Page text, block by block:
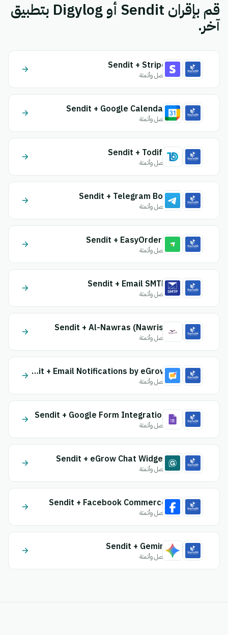
قم بإقران Sendit أو Digylog بتطبيق
آخر.
Sendit + Stripe
اتصل وأتمتة
Sendit + Google Calendar
اتصل وأتمتة
Sendit + Todify
اتصل وأتمتة
Sendit + Telegram Bot
اتصل وأتمتة
Sendit + EasyOrders
اتصل وأتمتة
Sendit + Email SMTP
اتصل وأتمتة
Sendit + Al-Nawras (Nawris)
اتصل وأتمتة
Sendit + Email Notifications by eGrow
اتصل وأتمتة
Sendit + Google Form Integration
اتصل وأتمتة
Sendit + eGrow Chat Widget
اتصل وأتمتة
Sendit + Facebook Commerce
اتصل وأتمتة
Sendit + Gemini
اتصل وأتمتة